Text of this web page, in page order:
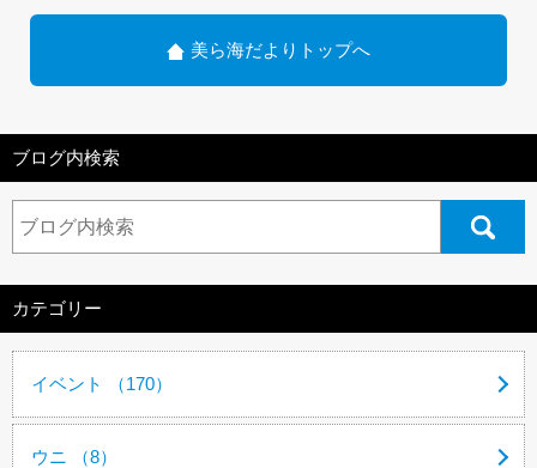
美ら海だよりトップへ
ブログ内検索
カテゴリー
イベント （170）
ウニ （8）